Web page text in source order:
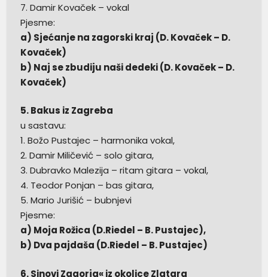
7. Damir Kovaček – vokal
Pjesme:
a) Sjećanje na zagorski kraj (D. Kovaček – D.
Kovaček)
b) Naj se zbudiju naši dedeki (D. Kovaček – D.
Kovaček)
5. Bakus iz Zagreba
u sastavu:
1. Božo Pustajec – harmonika vokal,
2. Damir Miličević – solo gitara,
3. Dubravko Malezija – ritam gitara – vokal,
4. Teodor Ponjan – bas gitara,
5. Mario Jurišić – bubnjevi
Pjesme:
a) Moja Rožica (D.Riedel – B. Pustajec),
b) Dva pajdaša (D.Riedel – B. Pustajec)
6. Sinovi Zagorja« iz okolice Zlatara